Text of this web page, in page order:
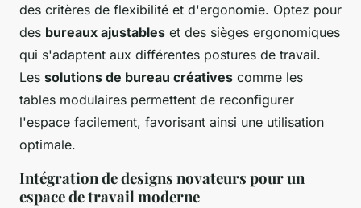
des critères de flexibilité et d'ergonomie. Optez pour
des bureaux ajustables et des sièges ergonomiques
qui s'adaptent aux différentes postures de travail.
Les solutions de bureau créatives comme les
tables modulaires permettent de reconfigurer
l'espace facilement, favorisant ainsi une utilisation
optimale.
Intégration de designs novateurs pour un
espace de travail moderne